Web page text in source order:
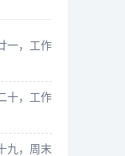
一，工作
十，工作
九，周末